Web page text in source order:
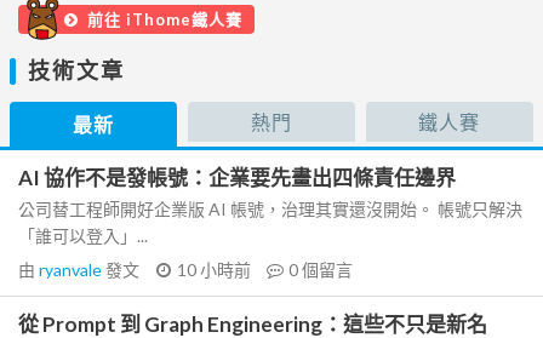
前往 iThome鐵人賽
技術文章
最新 熱門 鐵人賽
AI 協作不是發帳號：企業要先畫出四條責任邊界
公司替工程師開好企業版 AI 帳號，治理其實還沒開始。 帳號只解決
「誰可以登入」...
由 ryanvale發文 10 小時前 0個留言
從 Prompt 到 Graph Engineering：這些不只是新名